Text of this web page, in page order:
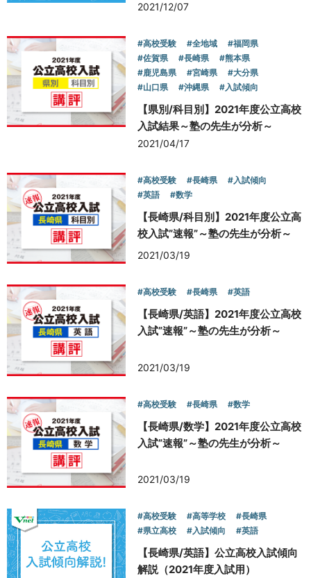
2021/12/07
#高校受験 #全地域
#福岡県
#佐賀県
#長崎県
#熊本県
#鹿児島県
#宮崎県
#大分県
#山口県
#沖縄県 #入試傾向
【県別/科目別】2021年度公立高校
入試結果～塾の先生が分析～
2021/04/17
#高校受験 #長崎県
#入試傾向
#英語
#数学
【長崎県/科目別】2021年度公立高
校入試”速報”～塾の先生が分析～
2021/03/19
#高校受験 #長崎県 #英語
【長崎県/英語】2021年度公立高校
入試”速報”～塾の先生が分析～
2021/03/19
#高校受験 #長崎県 #数学
【長崎県/数学】2021年度公立高校
入試”速報”～塾の先生が分析～
2021/03/19
#高校受験 #高等学校
#長崎県
#県立高校
#入試傾向 #英語
【長崎県/英語】公立高校入試傾向
解説（2021年度入試用）